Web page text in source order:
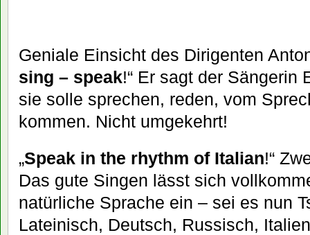
Geniale Einsicht des Dirigenten
sing – speak!“ Er sagt der Sängerin
sie solle sprechen, reden, vom
kommen. Nicht umgekehrt!
„Speak in the rhythm of Italian!“
Das gute Singen lässt sich
natürliche Sprache ein – sei es nun
Lateinisch, Deutsch, Russisch,